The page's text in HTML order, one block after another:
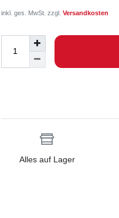
inkl. ges. MwSt. zzgl. Versandkosten
Alles auf Lager